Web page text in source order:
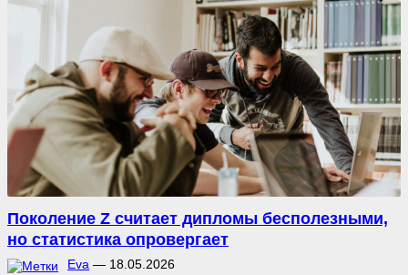
Поколение Z считает дипломы бесполезными,
но статистика опровергает
Eva — 18.05.2026